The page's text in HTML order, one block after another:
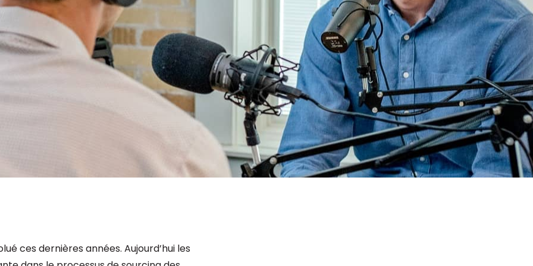
Consultez les informations relatives à
notre évaluation EcoVadis.
Consulter le rapport
ces dernières années. Aujourd’hui les